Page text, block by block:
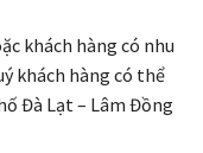
khách hàng có nhu
khách hàng có thể
Đà Lạt – Lâm Đồng